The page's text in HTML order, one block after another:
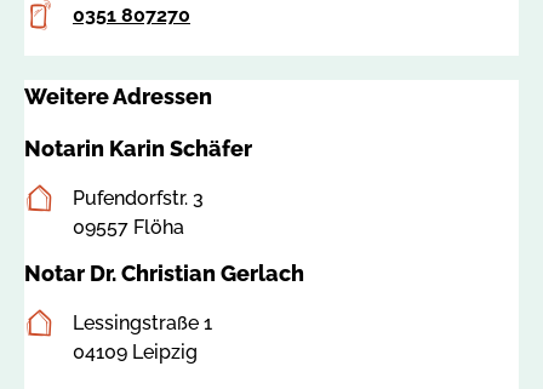
n
a
a
m
e
r
Telefon
0351 807270
Weitere Adressen
Notarin Karin Schäfer
Postanschrift
Pufendorfstr. 3
09557 Flöha
Notar Dr. Christian Gerlach
Postanschrift
Lessingstraße 1
04109 Leipzig